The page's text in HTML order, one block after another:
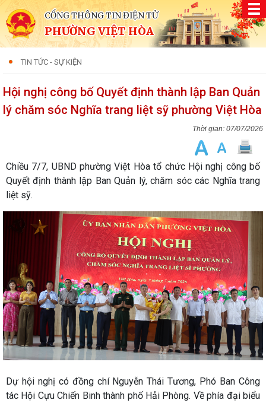
CỔNG THÔNG TIN ĐIỆN TỬ
PHƯỜNG VIỆT HÒA
TIN TỨC - SỰ KIỆN
Hội nghị công bố Quyết định thành lập Ban Quản
lý chăm sóc Nghĩa trang liệt sỹ phường Việt Hòa
07/07/2026
Chiều 7/7, UBND phường Việt Hòa tổ chức Hội nghị công bố
Quyết định thành lập Ban Quản lý, chăm sóc các Nghĩa trang
liệt sỹ.
Dự hội nghị có đồng chí Nguyễn Thái Tương, Phó Ban Công
tác Hội Cựu Chiến Binh thành phố Hải Phòng. Về phía đại biểu